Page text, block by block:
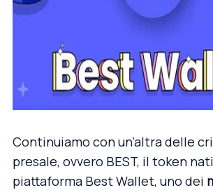
Continuiamo con un’altra delle
presale, ovvero BEST, il token
piattaforma Best Wallet, uno dei